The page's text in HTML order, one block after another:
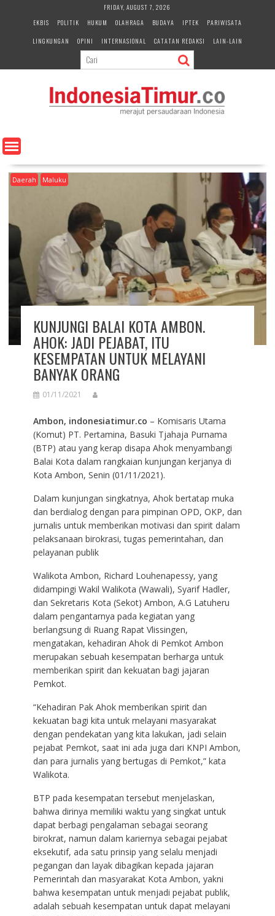
e
n
FRIDAY, AUGUST 7, 2026
EKBIS
POLITIK HUKUM OLAHRAGA BUDAYA IPTEK
PARIWISATA
LINGKUNGAN
OPINI INTERNASIONAL CATATAN REDAKSI LAIN-LAIN
Daerah Maluku
KUNJUNGI BALAI KOTA AMBON.
AHOK: JADI PEJABAT, ITU
KESEMPATAN UNTUK MELAYANI
BANYAK ORANG
01/11/2021
Ambon, indonesiatimur.co – Komisaris Utama
(Komut) PT. Pertamina, Basuki Tjahaja Purnama
(BTP) atau yang kerap disapa Ahok menyambangi
Balai Kota dalam rangkaian kunjungan kerjanya di
Kota Ambon, Senin (01/11/2021).
Dalam kunjungan singkatnya, Ahok bertatap muka
dan berdialog dengan para pimpinan OPD, OKP, dan
jurnalis untuk memberikan motivasi dan spirit dalam
pelaksanaan birokrasi, tugas pemerintahan, dan
pelayanan publik
Walikota Ambon, Richard Louhenapessy, yang
didampingi Wakil Walikota (Wawali), Syarif Hadler,
dan Sekretaris Kota (Sekot) Ambon, A.G Latuheru
dalam pengantarnya pada kegiatan yang
berlangsung di Ruang Rapat Vlissingen,
mengatakan, kehadiran Ahok di Pemkot Ambon
merupakan sebuah kesempatan berharga untuk
memberikan spirit dan kekuatan bagi jajaran
Pemkot.
“Kehadiran Pak Ahok memberikan spirit dan
kekuatan bagi kita untuk melayani masyarakat
dengan pendekatan yang kita lakukan, jadi selain
pejabat Pemkot, saat ini ada juga dari KNPI Ambon,
dan para jurnalis yang bertugas di Pemkot,” kata
Walikota.
BTP pada kesempatan tersebut menjelaskan,
bahwa dirinya memiliki waktu yang singkat untuk
dapat berbagi pengalaman sebagai seorang
birokrat, namun dalam kariernya sebagai pejabat
eksekutif, ada satu prinsip yang selalu menjadi
pegangan dan layak dibagikan kepada jajaran
Pemerintah dan masyarakat Kota Ambon, yakni
bahwa kesempatan untuk menjadi pejabat publik,
adalah sebuah kesempatan untuk dapat melayani